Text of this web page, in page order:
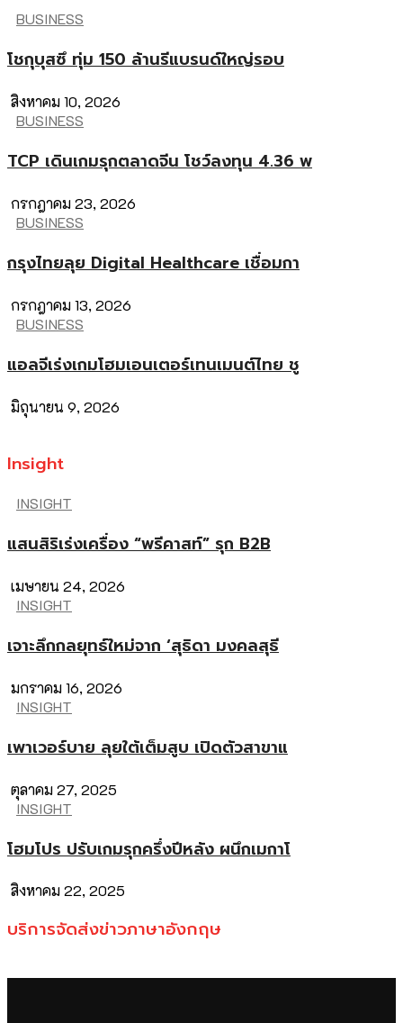
BUSINESS
โชกุบุสซึ ทุ่ม 150 ล้านรีแบรนด์ใหญ่รอบ
สิงหาคม 10, 2026
BUSINESS
TCP เดินเกมรุกตลาดจีน โชว์ลงทุน 4.36 พ
กรกฎาคม 23, 2026
BUSINESS
กรุงไทยลุย Digital Healthcare เชื่อมกา
กรกฎาคม 13, 2026
BUSINESS
แอลจีเร่งเกมโฮมเอนเตอร์เทนเมนต์ไทย ชู
มิถุนายน 9, 2026
Insight
INSIGHT
แสนสิริเร่งเครื่อง “พรีคาสท์” รุก B2B
เมษายน 24, 2026
INSIGHT
เจาะลึกกลยุทธ์ใหม่จาก ‘สุธิดา มงคลสุธี
มกราคม 16, 2026
INSIGHT
เพาเวอร์บาย ลุยใต้เต็มสูบ เปิดตัวสาขาแ
ตุลาคม 27, 2025
INSIGHT
โฮมโปร ปรับเกมรุกครึ่งปีหลัง ผนึกเมกาโ
สิงหาคม 22, 2025
บริการจัดส่งข่าวภาษาอังกฤษ